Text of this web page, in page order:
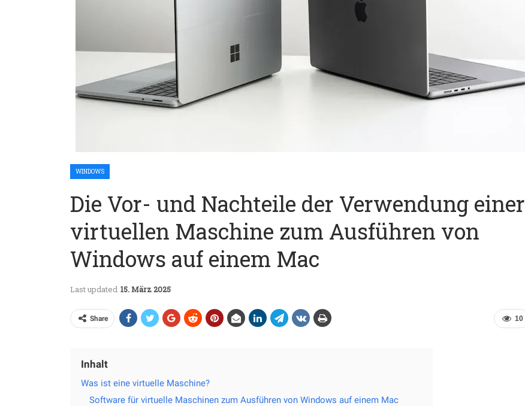
WINDOWS
Die Vor- und Nachteile der Verwendung einer
virtuellen Maschine zum Ausführen von
Windows auf einem Mac
Last updated 15. März 2025
10
Share
Inhalt
Was ist eine virtuelle Maschine?
Software für virtuelle Maschinen zum Ausführen von Windows auf einem Mac